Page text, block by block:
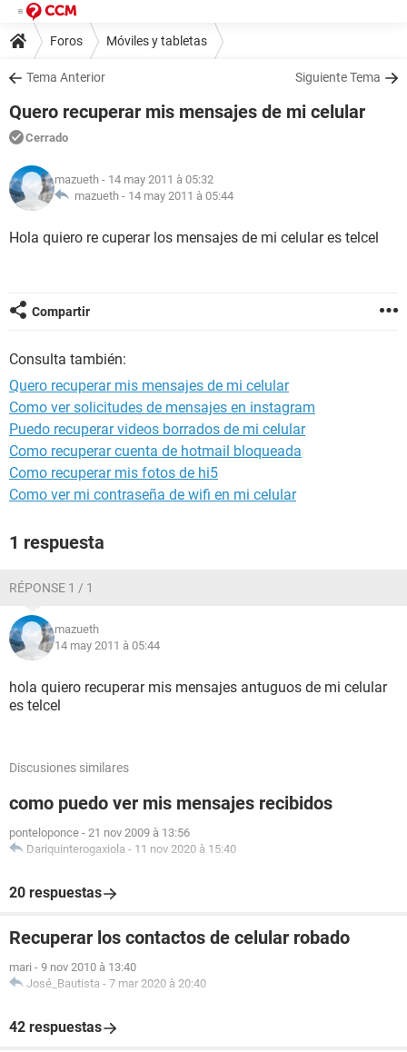
Foros Móviles y tabletas
Tema Anterior Siguiente Tema
Quero recuperar mis mensajes de mi celular
Cerrado
mazueth - 14 may 2011 à 05:32
mazueth - 14 may 2011 à 05:44
Hola quiero re cuperar los mensajes de mi celular es telcel
Compartir
Consulta también:
Quero recuperar mis mensajes de mi celular
Como ver solicitudes de mensajes en instagram
Puedo recuperar videos borrados de mi celular
Como recuperar cuenta de hotmail bloqueada
Como recuperar mis fotos de hi5
Como ver mi contraseña de wifi en mi celular
1 respuesta
RÉPONSE 1 / 1
mazueth
14 may 2011 à 05:44
hola quiero recuperar mis mensajes antuguos de mi celular
es telcel
Discusiones similares
como puedo ver mis mensajes recibidos
ponteloponce - 21 nov 2009 à 13:56
Dariquinterogaxiola - 11 nov 2020 à 15:40
20 respuestas
Recuperar los contactos de celular robado
mari - 9 nov 2010 à 13:40
José_Bautista - 7 mar 2020 à 20:40
42 respuestas